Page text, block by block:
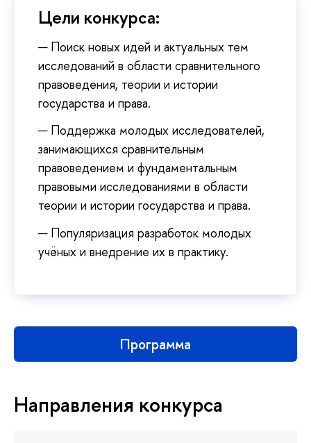
Цели конкурса:
Поиск новых идей и актуальных тем
исследований в области сравнительного
правоведения, теории и истории
государства и права.
Поддержка молодых исследователей,
занимающихся сравнительным
правоведением и фундаментальным
правовыми исследованиями в области
теории и истории государства и права.
Популяризация разработок молодых
учёных и внедрение их в практику.
Программа
Направления конкурса